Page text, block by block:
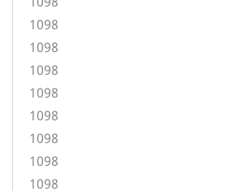
1098
1098
1098
1098
1098
1098
1098
1098